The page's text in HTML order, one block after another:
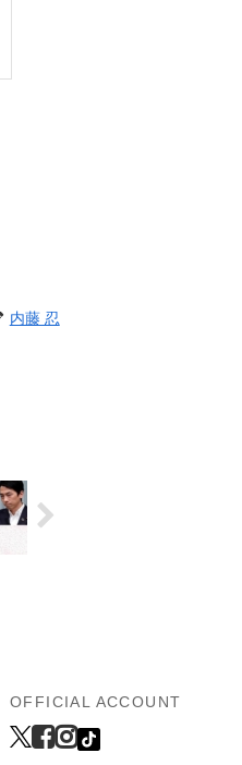
内藤 忍
OFFICIAL ACCOUNT